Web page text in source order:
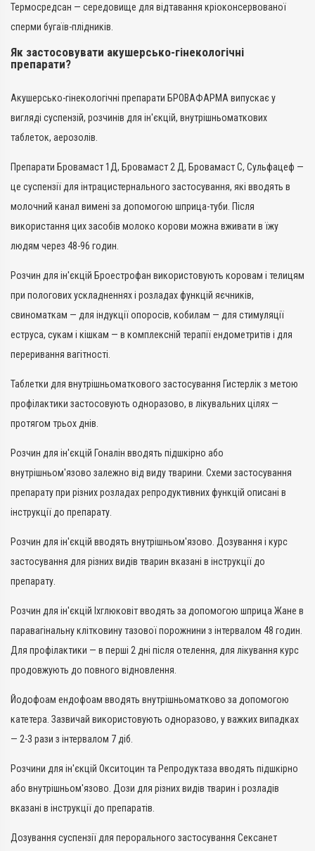
Термосредсан — середовище для відтавання кріоконсервованої
сперми бугаїв-плідників.
Як застосовувати акушерсько-гінекологічні
препарати?
Акушерсько-гінекологічні препарати БРОВАФАРМА випускає у
вигляді суспензій, розчинів для ін'єкцій, внутрішньоматкових
таблеток, аерозолів.
Препарати Бровамаст 1Д, Бровамаст 2 Д, Бровамаст С, Сульфацеф —
це суспензії для інтрацистернального застосування, які вводять в
молочний канал вимені за допомогою шприца-туби. Після
використання цих засобів молоко корови можна вживати в їжу
людям через 48-96 годин.
Розчин для ін'єкцій Броестрофан використовують коровам і телицям
при пологових ускладненнях і розладах функцій яєчників,
свиноматкам — для індукції опоросів, кобилам — для стимуляції
еструса, сукам і кішкам — в комплексній терапії ендометритів і для
переривання вагітності.
Таблетки для внутрішньоматкового застосування Гистерлік з метою
профілактики застосовують одноразово, в лікувальних цілях —
протягом трьох днів.
Розчин для ін'єкцій Гоналін вводять підшкірно або
внутрішньом'язово залежно від виду тварини. Схеми застосування
препарату при різних розладах репродуктивних функцій описані в
інструкції до препарату.
Розчин для ін'єкцій вводять внутрішньом'язово. Дозування і курс
застосування для різних видів тварин вказані в інструкції до
препарату.
Розчин для ін'єкцій Іхглюковіт вводять за допомогою шприца Жане в
паравагінальну клітковину тазової порожнини з інтервалом 48 годин.
Для профілактики — в перші 2 дні після отелення, для лікування курс
продовжують до повного відновлення.
Йодофоам ендофоам вводять внутрішньоматково за допомогою
катетера. Зазвичай використовують одноразово, у важких випадках
— 2-3 рази з інтервалом 7 діб.
Розчини для ін'єкцій Окситоцин та Репродуктаза вводять підшкірно
або внутрішньом'язово. Дози для різних видів тварин і розладів
вказані в інструкції до препаратів.
Дозування суспензії для перорального застосування Сексанет